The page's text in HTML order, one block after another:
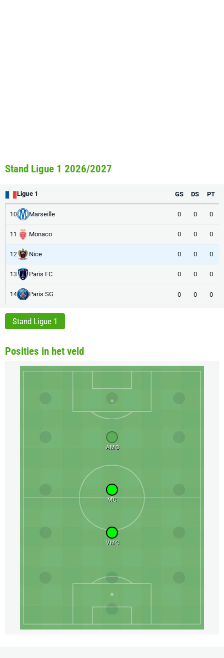
Stand Ligue 1 2026/2027
Ligue 1 GS DS PT
10 Marseille 0 0 0
11 Monaco 0 0 0
12 Nice 0 0 0
13 Paris FC 0 0 0
14 Paris SG 0 0 0
Stand Ligue 1
Posities in het veld
AMC
MC
VMC